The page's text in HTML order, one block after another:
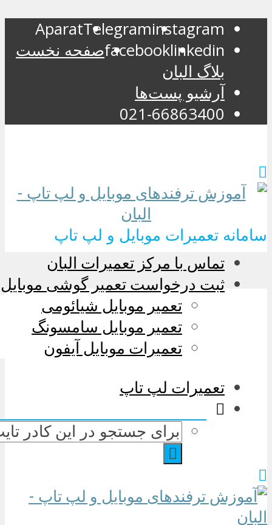
instagram
Telegram
Aparat
linkedin
facebookصفحه نخست
بلاگ البان
آرشیو پست‌ها
021-66863400
سامانه تعمیرات موبایل و لپ تاپ
تماس با مرکز تعمیرات البان
ثبت درخواست تعمیر گوشی موبایل
تعمیر موبایل شیائومی
تعمیر موبایل سامسونگ
تعمیرات موبایل آیفون
تعمیرات لپ تاپ